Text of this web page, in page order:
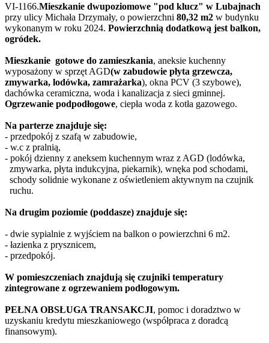
VI-1166.Mieszkanie dwupoziomowe "pod klucz" w Lubajnach
przy ulicy Michała Drzymały, o powierzchni 80,32 m2 w budynku
wykonanym w roku 2024. Powierzchnią dodatkową jest balkon,
ogródek.
Mieszkanie gotowe do zamieszkania, aneksie kuchenny
wyposażony w sprzęt AGD(w zabudowie płyta grzewcza,
zmywarka, lodówka, zamrażarka), okna PCV (3 szybowe),
dachówka ceramiczna, woda i kanalizacja z sieci gminnej.
Ogrzewanie podpodłogowe, ciepła woda z kotła gazowego.
Na parterze znajduje się:
- przedpokój z szafą w zabudowie,
- w.c z pralnią,
- pokój dzienny z aneksem kuchennym wraz z AGD (lodówka,
zmywarka, płyta indukcyjna, piekarnik), wnęka pod schodami,
schody solidnie wykonane z oświetleniem aktywnym na czujnik
ruchu.
Na drugim poziomie (poddasze) znajduje się:
- dwie sypialnie z wyjściem na balkon o powierzchni 6 m2.
- łazienka z prysznicem,
- przedpokój.
W pomieszczeniach znajdują się czujniki temperatury
zintegrowane z ogrzewaniem podłogowym.
PEŁNA OBSŁUGA TRANSAKCJI, pomoc i doradztwo w
uzyskaniu kredytu mieszkaniowego (współpraca z doradcą
finansowym).